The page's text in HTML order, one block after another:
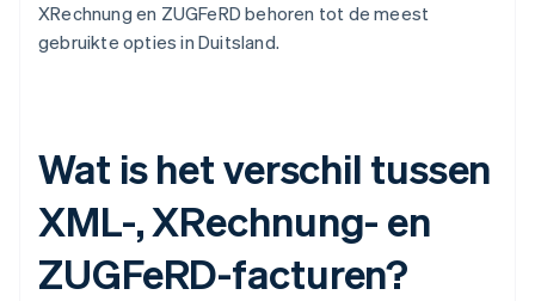
XRechnung en ZUGFeRD behoren tot de meest
gebruikte opties in Duitsland.
Wat is het verschil tussen
XML-, XRechnung- en
ZUGFeRD-facturen?